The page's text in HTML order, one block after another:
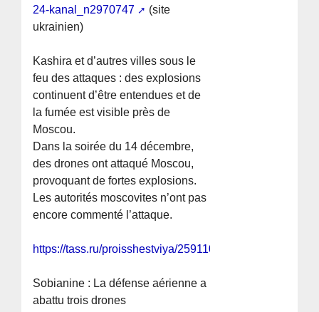
24-kanal_n2970747
(site
ukrainien)
Kashira et d’autres villes sous le
feu des attaques : des explosions
continuent d’être entendues et de
la fumée est visible près de
Moscou.
Dans la soirée du 14 décembre,
des drones ont attaqué Moscou,
provoquant de fortes explosions.
Les autorités moscovites n’ont pas
encore commenté l’attaque.
https://tass.ru/proisshestviya/25911059
Sobianine : La défense aérienne a
abattu trois drones